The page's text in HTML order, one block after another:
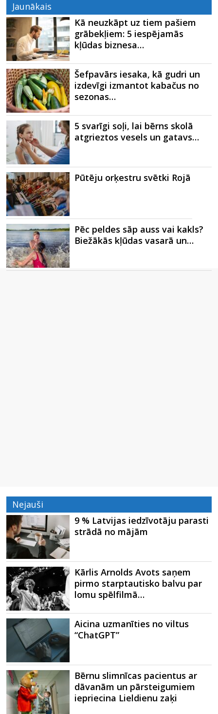
Jaunākais
Kā neuzkāpt uz tiem pašiem
grābekļiem: 5 iespējamās
kļūdas biznesa…
Šefpavārs iesaka, kā gudri un
izdevīgi izmantot kabačus no
sezonas…
5 svarīgi soļi, lai bērns skolā
atgrieztos vesels un gatavs…
Pūtēju orķestru svētki Rojā
Pēc peldes sāp auss vai kakls?
Biežākās kļūdas vasarā un…
Nejauši
9 % Latvijas iedzīvotāju parasti
strādā no mājām
Kārlis Arnolds Avots saņem
pirmo starptautisko balvu par
lomu spēlfilmā…
Aicina uzmanīties no viltus
“ChatGPT”
Bērnu slimnīcas pacientus ar
dāvanām un pārsteigumiem
iepriecina Lieldienu zaķi